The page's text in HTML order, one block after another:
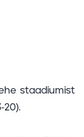
staadiumist
20).